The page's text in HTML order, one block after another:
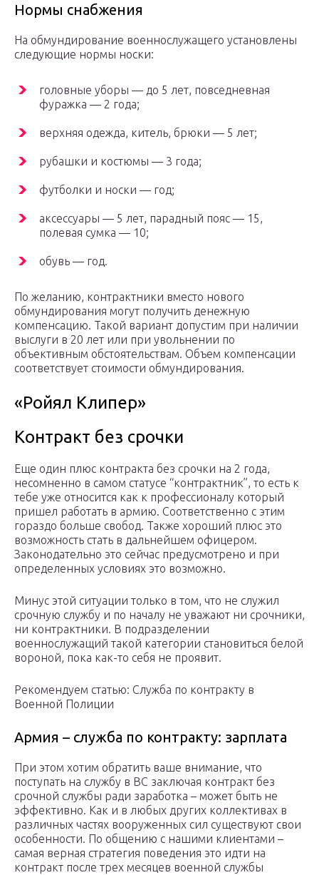
Нормы снабжения
На обмундирование военнослужащего установлены
следующие нормы носки:
головные уборы — до 5 лет, повседневная
фуражка — 2 года;
верхняя одежда, китель, брюки — 5 лет;
рубашки и костюмы — 3 года;
футболки и носки — год;
аксессуары — 5 лет, парадный пояс — 15,
полевая сумка — 10;
обувь — год.
По желанию, контрактники вместо нового
обмундирования могут получить денежную
компенсацию. Такой вариант допустим при наличии
выслуги в 20 лет или при увольнении по
объективным обстоятельствам. Объем компенсации
соответствует стоимости обмундирования.
«Ройял Клипер»
Контракт без срочки
Еще один плюс контракта без срочки на 2 года,
несомненно в самом статусе “контрактник”, то есть к
тебе уже относится как к профессионалу который
пришел работать в армию. Соответственно с этим
гораздо больше свобод. Также хороший плюс это
возможность стать в дальнейшем офицером.
Законодательно это сейчас предусмотрено и при
определенных условиях это возможно.
Минус этой ситуации только в том, что не служил
срочную службу и по началу не уважают ни срочники,
ни контрактники. В подразделении
военнослужащий такой категории становиться белой
вороной, пока как-то себя не проявит.
Рекомендуем статью: Служба по контракту в
Военной Полиции
Армия – служба по контракту: зарплата
При этом хотим обратить ваше внимание, что
поступать на службу в ВС заключая контракт без
срочной службы ради заработка – может быть не
эффективно. Как и в любых других коллективах в
различных частях вооруженных сил существуют свои
особенности. По общению с нашими клиентами –
самая верная стратегия поведения это идти на
контракт после трех месяцев военной службы